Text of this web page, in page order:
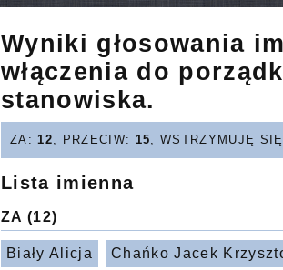
Wyniki głosowania
włączenia do
stanowiska.
ZA: 12 , PRZECIW: 15 , WSTRZYMUJĘ
Lista imienna
ZA (12)
Biały Alicja Chańko Jacek